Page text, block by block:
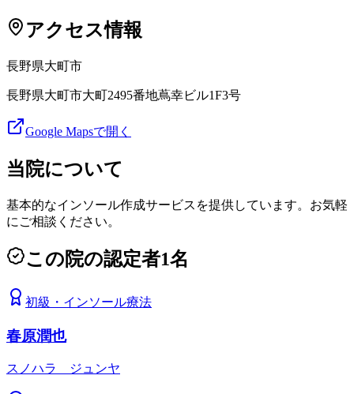
アクセス情報
長野県大町市
長野県大町市大町2495番地蔦幸ビル1F3号
Google Mapsで開く
当院について
基本的なインソール作成サービスを提供しています。お気軽
にご相談ください。
この院の認定者1名
初級 ・ インソール療法
春原潤也
スノハラ ジュンヤ